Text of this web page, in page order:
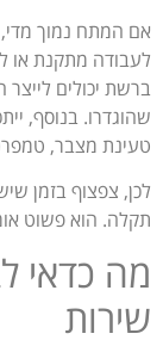
ברשת יכולים
שהוגדרו. בנוסף,
טעינת מצבר,
לכן, צפצוף בזמן
תקלה. הוא פשוט
מה כדאי
שירות